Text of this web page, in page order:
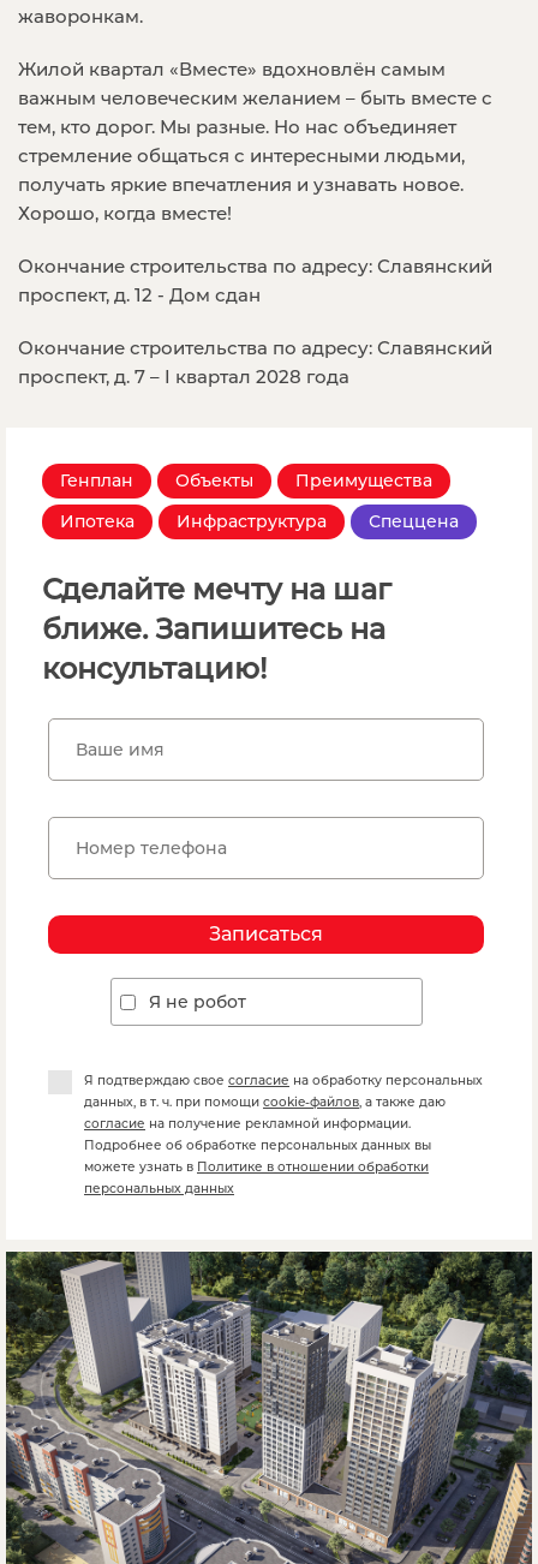
жаворонкам.
Жилой квартал «Вместе» вдохновлён самым
важным человеческим желанием – быть вместе с
тем, кто дорог. Мы разные. Но нас объединяет
стремление общаться с интересными людьми,
получать яркие впечатления и узнавать новое.
Хорошо, когда вместе!
Окончание строительства по адресу: Славянский
проспект, д. 12 - Дом сдан
Окончание строительства по адресу: Славянский
проспект, д. 7 – I квартал 2028 года
Генплан Объекты
Преимущества
Ипотека
Инфраструктура Спеццена
Сделайте мечту на шаг
ближе. Запишитесь на
консультацию!
Записаться
Я не робот
Я подтверждаю свое согласие на обработку персональных
данных, в т. ч. при помощи cookie-файлов, а также даю
согласие на получение рекламной информации.
Подробнее об обработке персональных данных вы
можете узнать в Политике в отношении обработки
персональных данных